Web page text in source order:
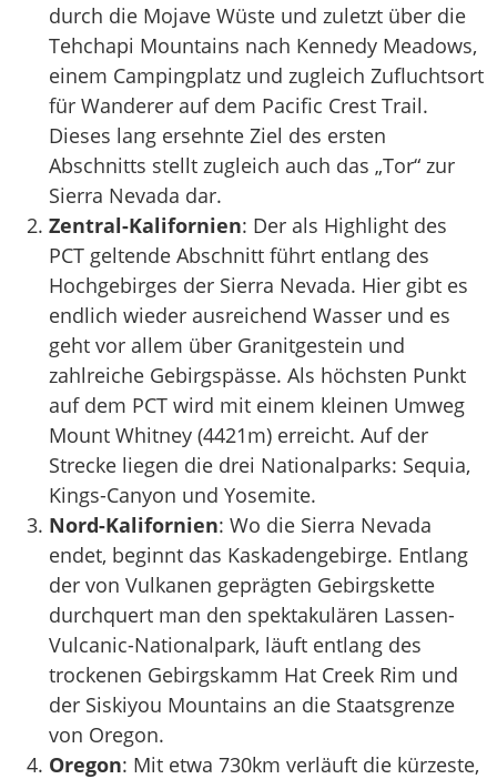
durch die Mojave Wüste und zuletzt über die
Tehchapi Mountains nach Kennedy Meadows,
einem Campingplatz und zugleich Zufluchtsort
für Wanderer auf dem Pacific Crest Trail.
Dieses lang ersehnte Ziel des ersten
Abschnitts stellt zugleich auch das „Tor“ zur
Sierra Nevada dar.
Zentral-Kalifornien: Der als Highlight des
PCT geltende Abschnitt führt entlang des
Hochgebirges der Sierra Nevada. Hier gibt es
endlich wieder ausreichend Wasser und es
geht vor allem über Granitgestein und
zahlreiche Gebirgspässe. Als höchsten Punkt
auf dem PCT wird mit einem kleinen Umweg
Mount Whitney (4421m) erreicht. Auf der
Strecke liegen die drei Nationalparks: Sequia,
Kings-Canyon und Yosemite.
Nord-Kalifornien: Wo die Sierra Nevada
endet, beginnt das Kaskadengebirge. Entlang
der von Vulkanen geprägten Gebirgskette
durchquert man den spektakulären Lassen-
Vulcanic-Nationalpark, läuft entlang des
trockenen Gebirgskamm Hat Creek Rim und
der Siskiyou Mountains an die Staatsgrenze
von Oregon.
Oregon: Mit etwa 730km verläuft die kürzeste,